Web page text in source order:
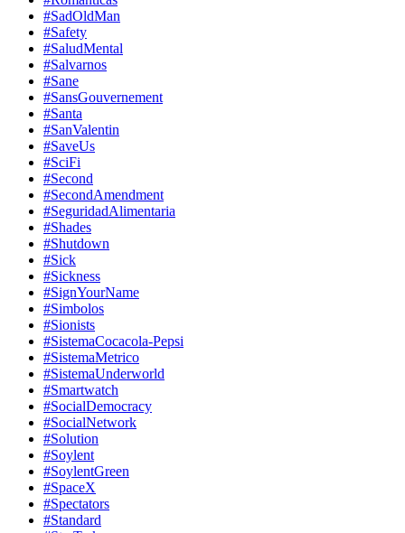
#SadOldMan
#Safety
#SaludMental
#Salvarnos
#Sane
#SansGouvernement
#Santa
#SanValentin
#SaveUs
#SciFi
#Second
#SecondAmendment
#SeguridadAlimentaria
#Shades
#Shutdown
#Sick
#Sickness
#SignYourName
#Simbolos
#Sionists
#SistemaCocacola-Pepsi
#SistemaMetrico
#SistemaUnderworld
#Smartwatch
#SocialDemocracy
#SocialNetwork
#Solution
#Soylent
#SoylentGreen
#SpaceX
#Spectators
#Standard